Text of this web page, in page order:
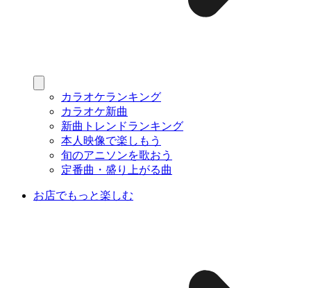
カラオケランキング
カラオケ新曲
新曲トレンドランキング
本人映像で楽しもう
旬のアニソンを歌おう
定番曲・盛り上がる曲
お店でもっと楽しむ